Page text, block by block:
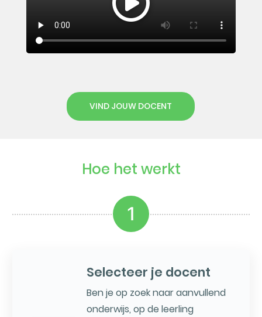
VIND JOUW DOCENT
Hoe het werkt
1
Selecteer je docent
Ben je op zoek naar aanvullend
onderwijs, op de leerling